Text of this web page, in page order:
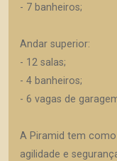
- 7 banheiros;
Andar superior:
- 12 salas;
- 4 banheiros;
- 6 vagas de
A Piramid tem
agilidade e